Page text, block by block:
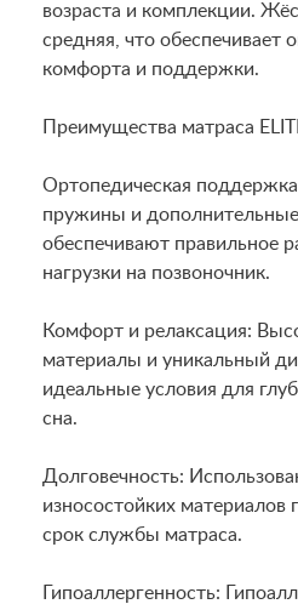
возраста и комплекции.
средняя, что обеспечивает
комфорта и поддержки.
Преимущества матраса
Ортопедическая
пружины и
обеспечивают правильное
нагрузки на позвоночник.
Комфорт и релаксация:
материалы и уникальный
идеальные условия для
сна.
Долговечность:
износостойких материалов
срок службы матраса.
Гипоаллергенность: